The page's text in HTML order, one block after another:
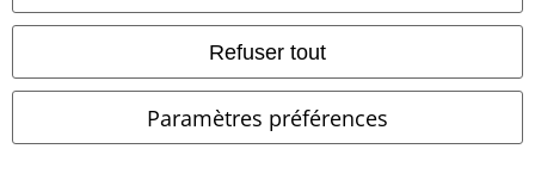
Refuser tout
Paramètres préférences
A Warner Music Group Company